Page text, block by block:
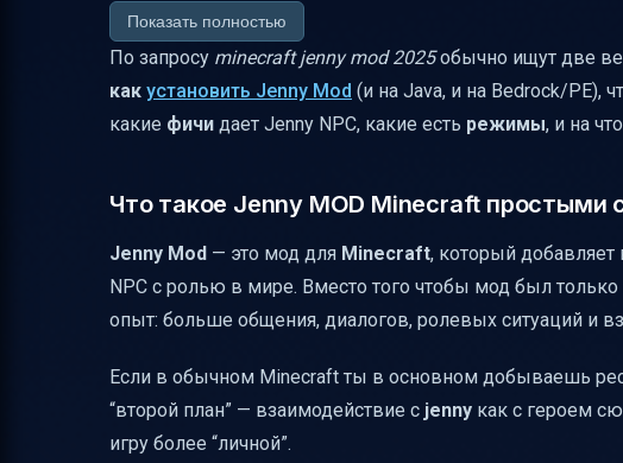
Jenny Mod и выживание: как мод помогает в
Телепортация, магические зелья и “магия” Jenny
Динамичность диалогов: насколько это важно
Как установить Jenny Mod Minecraft (в общих
Советы перед установкой: как избежать проблем
Показать полностью
По запросу minecraft jenny mod 2025обычно ищут две
как установить Jenny Mod (и на Java, и на Bedrock/PE),
какие фичи дает Jenny NPC, какие есть режимы, и на
Что такое Jenny MOD Minecraft простыми
Jenny Mod — это мод для Minecraft, который добавляет
NPC с ролью в мире. Вместо того чтобы мод был
опыт: больше общения, диалогов, ролевых ситуаций и
Если в обычном Minecraft ты в основном добываешь
“второй план” — взаимодействие с jenny как с героем
игру более “личной”.